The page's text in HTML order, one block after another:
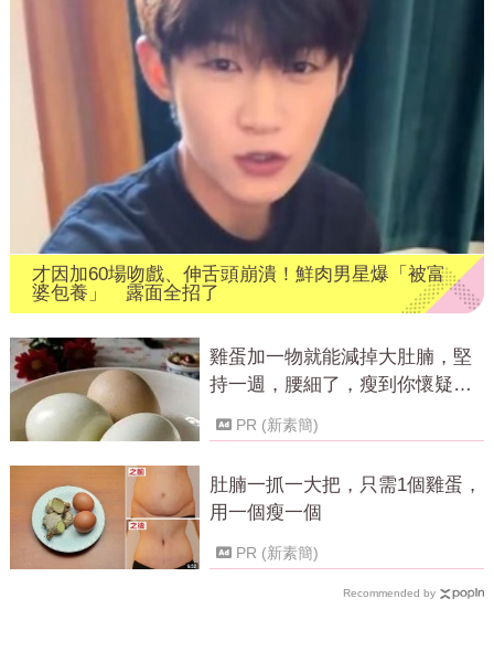
才因加60場吻戲、伸舌頭崩潰！鮮肉男星爆「被富
婆包養」 露面全招了
雞蛋加一物就能減掉大肚腩，堅
持一週，腰細了，瘦到你懷疑人
PR (新素簡)
肚腩一抓一大把，只需1個雞蛋，
用一個瘦一個
PR (新素簡)
Recommended by